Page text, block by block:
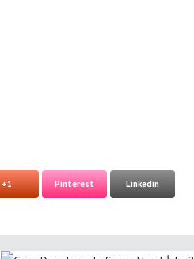
+1 Pinterest Linkedin